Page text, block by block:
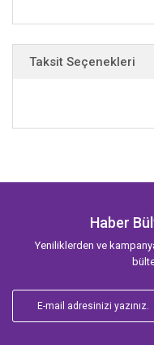
Taksit Seçenekleri
Haber
Yeniliklerden ve